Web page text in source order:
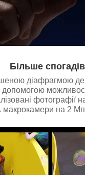
Більше
діафрагмою
допомогою
на 2 Мп